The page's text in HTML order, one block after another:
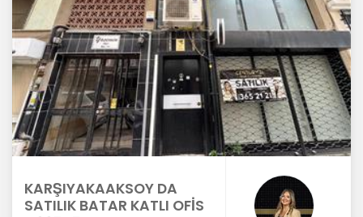
KARŞIYAKAAKSOY DA
SATILIK BATAR KATLI OFİS